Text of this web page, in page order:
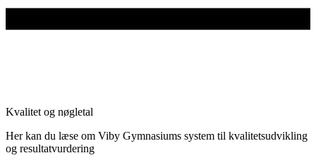
Kvalitet og nøgletal
Her kan du læse om Viby Gymnasiums system til kvalitetsudvikling
og resultatvurdering